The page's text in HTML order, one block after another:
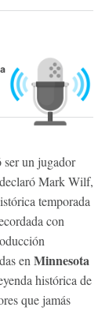
un jugador
Mark Wilf,
temporada
con
en Minnesota
histórica de
que jamás